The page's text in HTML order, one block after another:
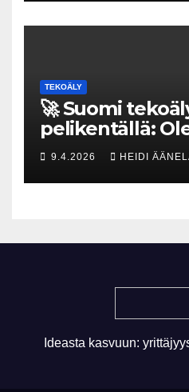
TEKOÄLY
🚀 Suomi
pelikentällä:
maksavia
rakennammeko
tulevaisuuden
9.4.2026 HEIDI
Ideasta kasvuun: